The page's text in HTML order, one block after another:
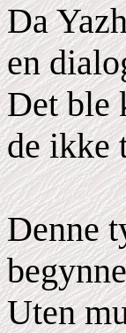
Da
en
Det ble
de ikke
Denne
Uten